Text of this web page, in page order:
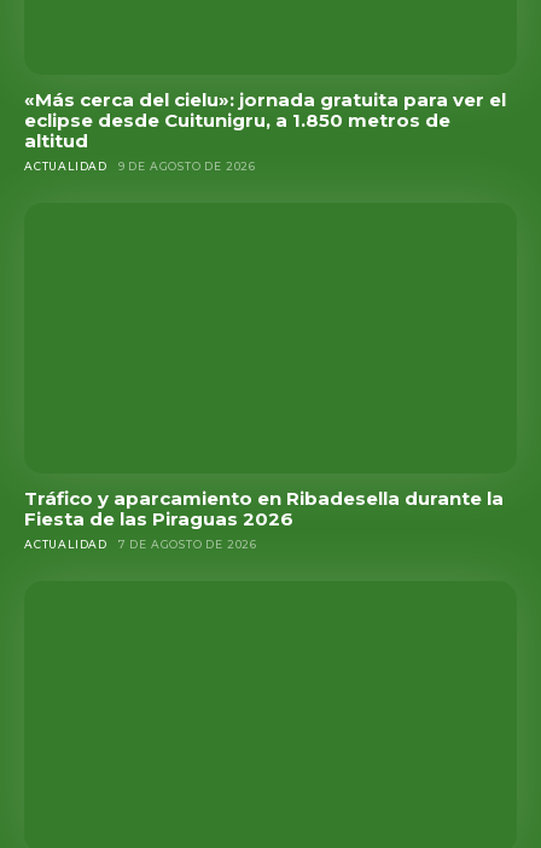
«Más cerca del cielu»: jornada gratuita para ver el
eclipse desde Cuitunigru, a 1.850 metros de
altitud
ACTUALIDAD 9 DE AGOSTO DE 2026
Tráfico y aparcamiento en Ribadesella durante la
Fiesta de las Piraguas 2026
ACTUALIDAD 7 DE AGOSTO DE 2026